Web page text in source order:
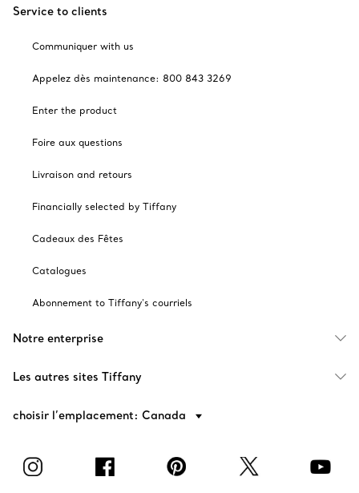
Service to clients
Communiquer with us
Appelez dès maintenance: 800 843 3269
Enter the product
Foire aux questions
Livraison and retours
Financially selected by Tiffany
Cadeaux des Fêtes
Catalogues
Abonnement to Tiffany's courriels
Notre enterprise
Les autres sites Tiffany
choisir l’emplacement: Canada